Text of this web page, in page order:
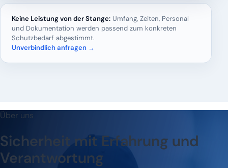
Keine Leistung von der Stange: Umfang, Zeiten, Personal
und Dokumentation werden passend zum konkreten
Schutzbedarf abgestimmt.
Unverbindlich anfragen →
Über uns
Sicherheit mit Erfahrung und
Verantwortung